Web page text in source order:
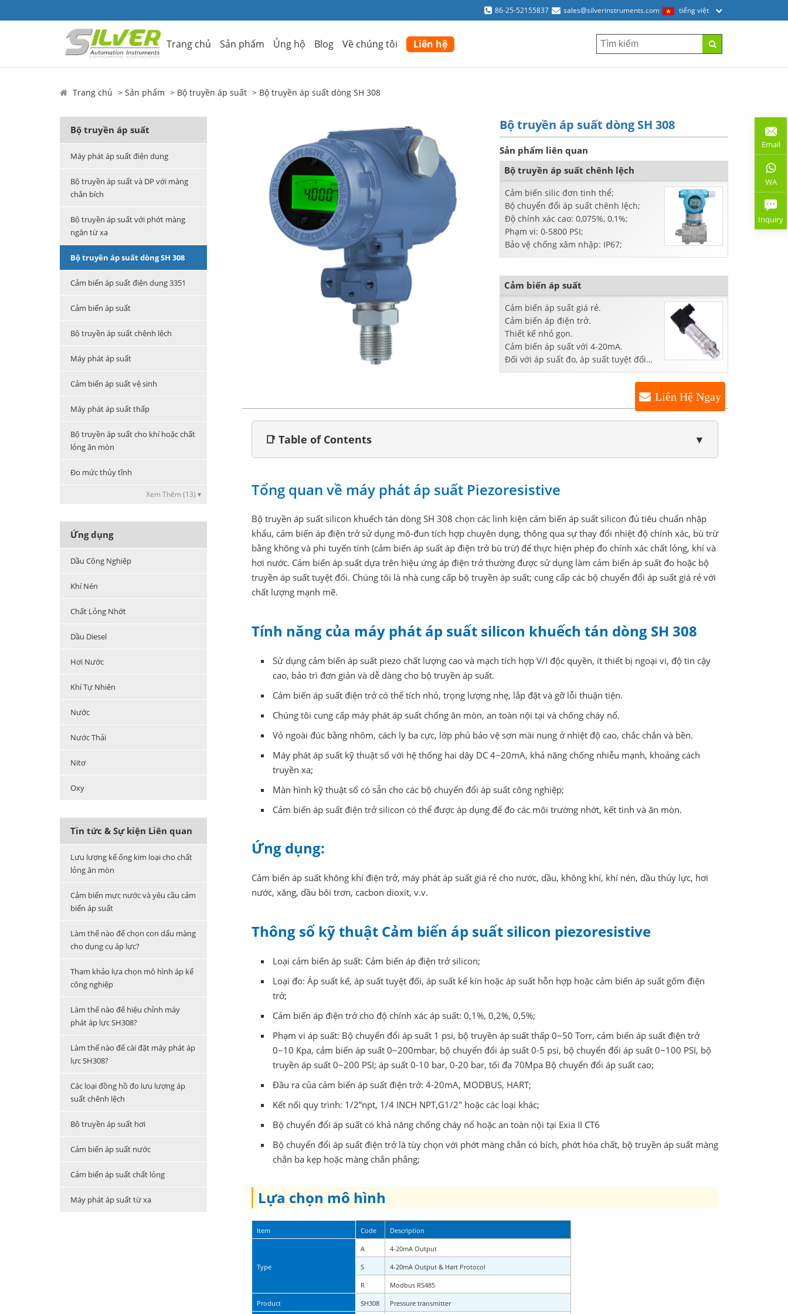
86-25-52155837 sales@silverinstruments.com tiếng việt
Trang chủ Sản phẩm Ủng hộ Blog Về chúng tôi Liên hệ
Trang chủ Sản phẩm Bộ truyền áp suất Bộ truyền áp suất dòng SH 308
Bộ truyền áp suất
Máy phát áp suất điện dung
Bộ truyền áp suất và DP với màng
chắn bích
Bộ truyền áp suất với phớt màng
ngăn từ xa
Bộ truyền áp suất dòng SH 308
Cảm biến áp suất điện dung 3351
Cảm biến áp suất
Bộ truyền áp suất chênh lệch
Máy phát áp suất
Cảm biến áp suất vệ sinh
Máy phát áp suất thấp
Bộ truyền áp suất cho khí hoặc chất
lỏng ăn mòn
Đo mức thủy tĩnh
Xem Thêm (13) ▾
Ứng dụng
Dầu Công Nghiệp
Khí Nén
Chất Lỏng Nhớt
Dầu Diesel
Hơi Nước
Khí Tự Nhiên
Nước
Nước Thải
Nitơ
Oxy
Tin tức & Sự kiện Liên quan
Lưu lượng kế ống kim loại cho chất
lỏng ăn mòn
Cảm biến mực nước và yêu cầu cảm
biến áp suất
Làm thế nào để chọn con dấu màng
cho dụng cụ áp lực?
Tham khảo lựa chọn mô hình áp kế
công nghiệp
Làm thế nào để hiệu chỉnh máy
phát áp lực SH308?
Làm thế nào để cài đặt máy phát áp
lực SH308?
Các loại đồng hồ đo lưu lượng áp
suất chênh lệch
Bộ truyền áp suất hơi
Cảm biến áp suất nước
Cảm biến áp suất chất lỏng
Máy phát áp suất từ xa
Bộ truyền áp suất dòng SH 308
Sản phẩm liên quan
Bộ truyền áp suất chênh lệch
Cảm biến silic đơn tinh thể;
Bộ chuyển đổi áp suất chênh lệch;
Độ chính xác cao: 0,075%, 0,1%;
Phạm vi: 0-5800 PSI;
Bảo vệ chống xâm nhập: IP67;
Cảm biến áp suất
Cảm biến áp suất giá rẻ.
Cảm biến áp điện trở.
Thiết kế nhỏ gọn.
Cảm biến áp suất với 4-20mA.
Đối với áp suất đo, áp suất tuyệt đối
hoặc áp suất âm.
Liên Hệ Ngay
📑 Table of Contents ▼
Tổng quan về máy phát áp suất Piezoresistive
Bộ truyền áp suất silicon khuếch tán dòng SH 308 chọn các linh kiện cảm biến áp suất silicon đủ tiêu chuẩn nhập
khẩu, cảm biến áp điện trở sử dụng mô-đun tích hợp chuyên dụng, thông qua sự thay đổi nhiệt độ chính xác, bù trừ
bằng không và phi tuyến tính (cảm biến áp suất áp điện trở bù trừ) để thực hiện phép đo chính xác chất lỏng, khí và
hơi nước. Cảm biến áp suất dựa trên hiệu ứng áp điện trở thường được sử dụng làm cảm biến áp suất đo hoặc bộ
truyền áp suất tuyệt đối. Chúng tôi là nhà cung cấp bộ truyền áp suất; cung cấp các bộ chuyển đổi áp suất giá rẻ với
chất lượng mạnh mẽ.
Tính năng của máy phát áp suất silicon khuếch tán dòng SH 308
Sử dụng cảm biến áp suất piezo chất lượng cao và mạch tích hợp V/I độc quyền, ít thiết bị ngoại vi, độ tin cậy
cao, bảo trì đơn giản và dễ dàng cho bộ truyền áp suất.
Cảm biến áp suất điện trở có thể tích nhỏ, trọng lượng nhẹ, lắp đặt và gỡ lỗi thuận tiện.
Chúng tôi cung cấp máy phát áp suất chống ăn mòn, an toàn nội tại và chống cháy nổ.
Vỏ ngoài đúc bằng nhôm, cách ly ba cực, lớp phủ bảo vệ sơn mài nung ở nhiệt độ cao, chắc chắn và bền.
Máy phát áp suất kỹ thuật số với hệ thống hai dây DC 4~20mA, khả năng chống nhiễu mạnh, khoảng cách
truyền xa;
Màn hình kỹ thuật số có sẵn cho các bộ chuyển đổi áp suất công nghiệp;
Cảm biến áp suất điện trở silicon có thể được áp dụng để đo các môi trường nhớt, kết tinh và ăn mòn.
Ứng dụng:
Cảm biến áp suất không khí điện trở, máy phát áp suất giá rẻ cho nước, dầu, không khí, khí nén, dầu thủy lực, hơi
nước, xăng, dầu bôi trơn, cacbon dioxit, v.v.
Thông số kỹ thuật Cảm biến áp suất silicon piezoresistive
Loại cảm biến áp suất: Cảm biến áp điện trở silicon;
Loại đo: Áp suất kế, áp suất tuyệt đối, áp suất kế kín hoặc áp suất hỗn hợp hoặc cảm biến áp suất gốm điện
trở;
Cảm biến áp điện trở cho độ chính xác áp suất: 0,1%, 0,2%, 0,5%;
Phạm vi áp suất: Bộ chuyển đổi áp suất 1 psi, bộ truyền áp suất thấp 0~50 Torr, cảm biến áp suất điện trở
0~10 Kpa, cảm biến áp suất 0~200mbar, bộ chuyển đổi áp suất 0-5 psi, bộ chuyển đổi áp suất 0~100 PSI, bộ
truyền áp suất 0~200 PSI; áp suất 0-10 bar, 0-20 bar, tối đa 70Mpa Bộ chuyển đổi áp suất cao;
Đầu ra của cảm biến áp suất điện trở: 4-20mA, MODBUS, HART;
Kết nối quy trình: 1/2”npt, 1/4 INCH NPT,G1/2" hoặc các loại khác;
Bộ chuyển đổi áp suất có khả năng chống cháy nổ hoặc an toàn nội tại Exia II CT6
Bộ chuyển đổi áp suất điện trở là tùy chọn với phớt màng chắn có bích, phớt hóa chất, bộ truyền áp suất màng
chắn ba kẹp hoặc màng chắn phẳng;
Lựa chọn mô hình
Item Code Description
Type
A 4-20mA Output
S 4-20mA Output & Hart Protocol
R Modbus RS485
Product SH308 Pressure transmitter
Email
WA
Inquiry